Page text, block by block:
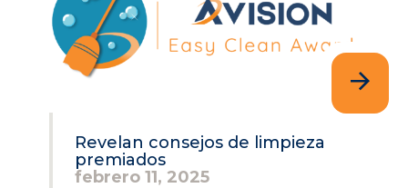
Revelan consejos de limpieza
premiados
febrero 11, 2025